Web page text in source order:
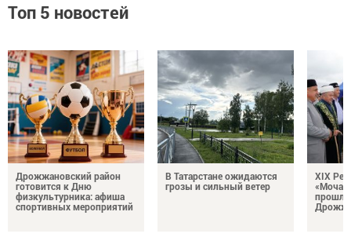
Топ 5 новостей
Дрожжановский район
готовится к Дню
физкультурника: афиша
спортивных мероприятий
В Татарстане ожидаются
грозы и сильный ветер
XIX